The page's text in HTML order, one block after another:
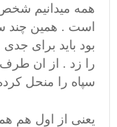
همه میدانیم
است . همین چند
بود باید برای
را زد . از ان
سپاه را منحل
یعنی از اول هم